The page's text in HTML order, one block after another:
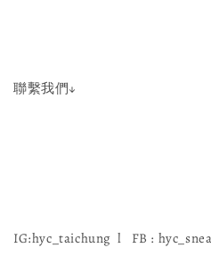
聯繫我們↓
IG:hyc_taichung l FB :